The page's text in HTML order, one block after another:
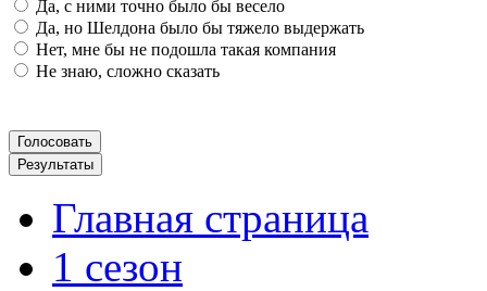
Да, с ними точно было бы весело
Да, но Шелдона было бы тяжело выдержать
Нет, мне бы не подошла такая компания
Не знаю, сложно сказать
Главная страница
1 сезон